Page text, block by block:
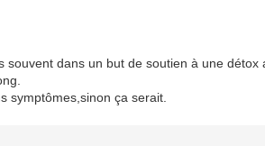
dans un but de soutien à une détox
symptômes,sinon ça serait.